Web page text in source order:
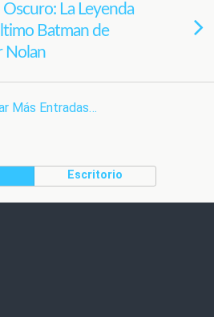
Oscuro: La Leyenda
Batman de
Nolan
Más Entradas…
Escritorio